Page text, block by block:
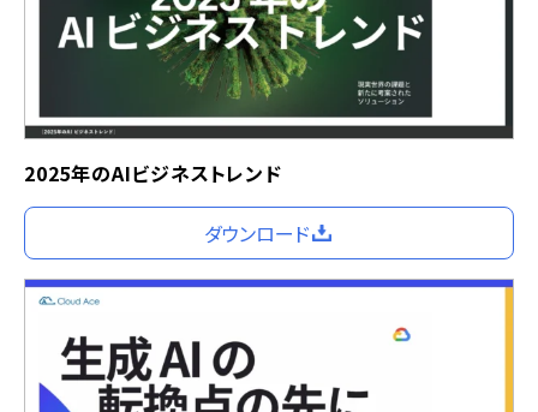
2025年のAIビジネストレンド
ダウンロード